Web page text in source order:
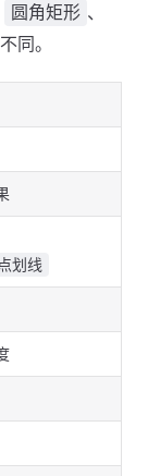
圆角矩形 、
同。
点划线